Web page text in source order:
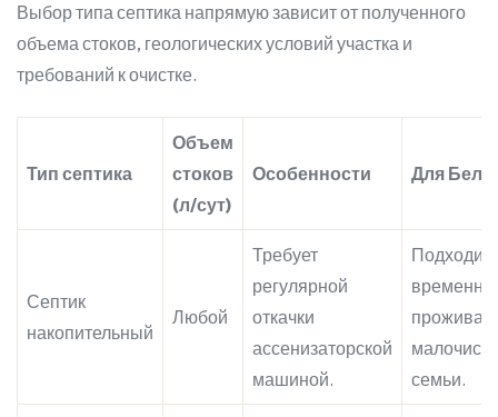
Выбор типа септика напрямую зависит от полученного
объема стоков, геологических условий участка и
требований к очистке.
Тип септика
Объем
стоков
(л/сут)
Особенности Для
Септик
накопительный
Любой
Требует
регулярной
откачки
ассенизаторской
машиной.
Подходит
семьи.